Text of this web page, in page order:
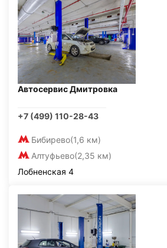
Автосервис Дмитровка
+7 (499) 110-28-43
Бибирево(1,6 км)
Алтуфьево(2,35 км)
Лобненская 4